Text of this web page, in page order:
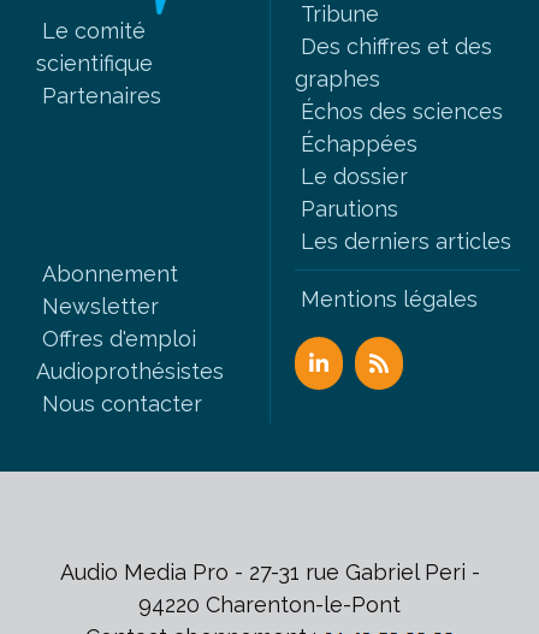
Le comité
scientifique
Partenaires
Tribune
Des chiffres et des
graphes
Échos des sciences
Échappées
Le dossier
Parutions
Les derniers articles
Abonnement
Newsletter
Offres d'emploi
Audioprothésistes
Nous contacter
Mentions légales
Audio Media Pro - 27-31 rue Gabriel Peri -
94220 Charenton-le-Pont